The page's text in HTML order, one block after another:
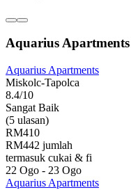
Aquarius Apartments
Aquarius Apartments
Miskolc-Tapolca
8.4/10
Sangat Baik
(5 ulasan)
RM410
RM442 jumlah
termasuk cukai & fi
22 Ogo - 23 Ogo
Aquarius Apartments